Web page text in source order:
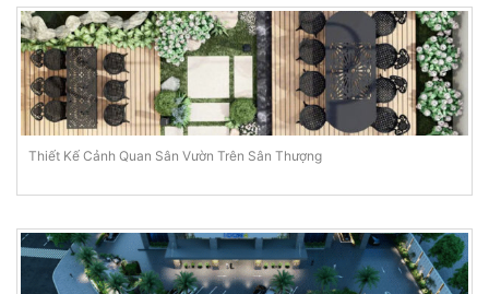
Thiết Kế Cảnh Quan Sân Vườn Trên Sân Thượng